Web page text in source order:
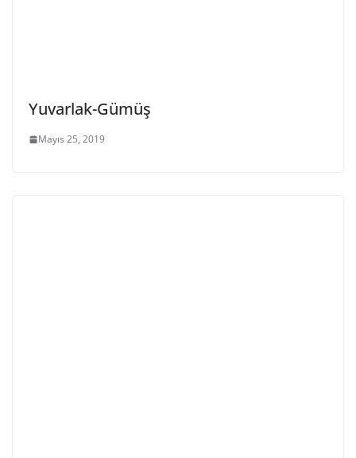
Yuvarlak-Gümüş
Mayıs 25, 2019